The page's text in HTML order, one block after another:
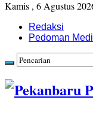
Kamis , 6 Agustus
Redaksi
Pedoman